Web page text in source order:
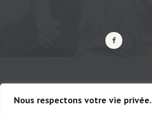
Nous respectons votre vie privée.